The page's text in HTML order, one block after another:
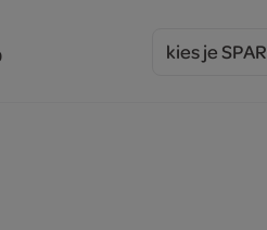
kies je SPAR